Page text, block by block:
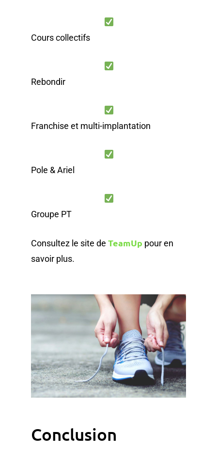
Cours collectifs
Rebondir
Franchise et multi-implantation
Pole & Ariel
Groupe PT
Consultez le site de TeamUp pour en
savoir plus.
Conclusion